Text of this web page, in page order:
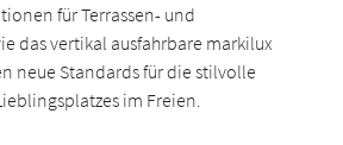
für Terrassen- und
das vertikal ausfahrbare markilux
neue Standards für die stilvolle
im Freien.